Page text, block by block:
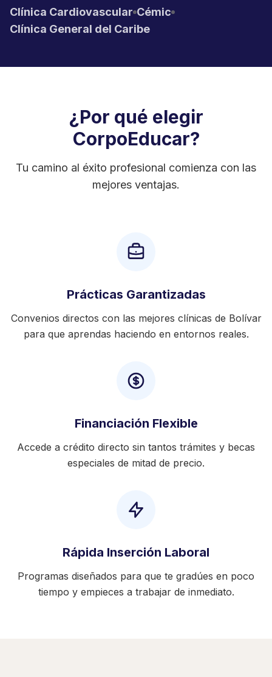
Clínica Cardiovascular Cémic
Clínica General del Caribe
¿Por qué elegir
CorpoEducar?
Tu camino al éxito profesional comienza con las
mejores ventajas.
Prácticas Garantizadas
Convenios directos con las mejores clínicas de Bolívar
para que aprendas haciendo en entornos reales.
Financiación Flexible
Accede a crédito directo sin tantos trámites y becas
especiales de mitad de precio.
Rápida Inserción Laboral
Programas diseñados para que te gradúes en poco
tiempo y empieces a trabajar de inmediato.